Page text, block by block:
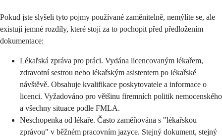
Pokud jste slyšeli tyto pojmy používané zaměnitelně, nemýlíte se, ale
existují jemné rozdíly, které stojí za to pochopit před předložením
dokumentace:
Lékařská zpráva pro práci. Vydána licencovaným lékařem,
zdravotní sestrou nebo lékařským asistentem po lékařské
návštěvě. Obsahuje kvalifikace poskytovatele a informace o
licenci. Vyžadováno pro většinu firemních politik nemocenského
a všechny situace podle FMLA.
Neschopenka od lékaře. Často zaměňována s "lékařskou
zprávou" v běžném pracovním jazyce. Stejný dokument, stejný